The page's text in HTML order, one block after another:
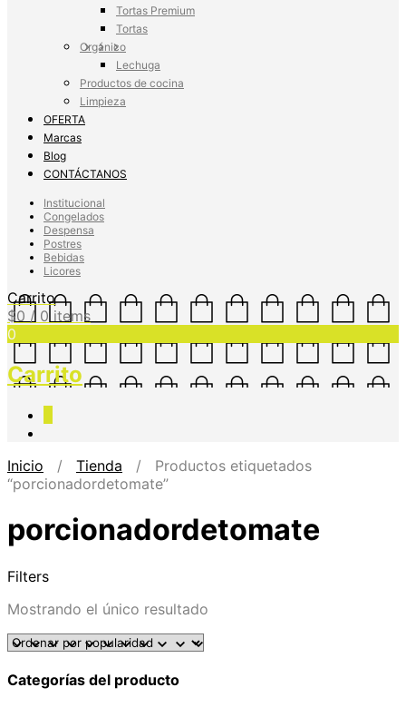
Tortas Premium
Tortas
Orgánico
Lechuga
Productos de cocina
Limpieza
OFERTA
Marcas
Blog
CONTÁCTANOS
Institucional
Congelados
Despensa
Postres
Bebidas
Licores
Carrito
$0 / 0 items
0
Carrito
Inicio / Tienda / Productos etiquetados
“porcionadordetomate”
porcionadordetomate
Filters
Mostrando el único resultado
Categorías del producto